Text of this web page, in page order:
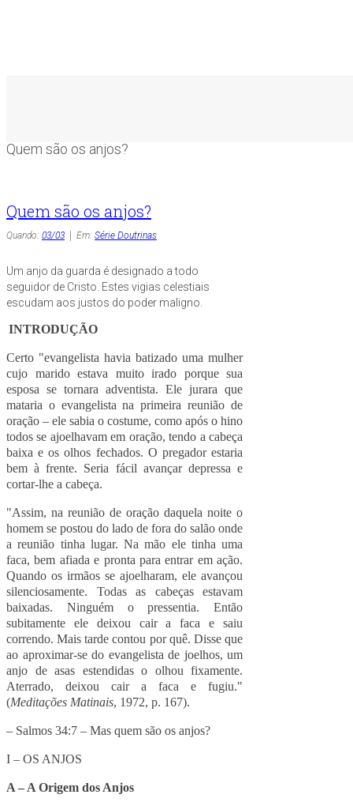
Quem são os anjos?
Quem são os anjos?
Quando: 03/03 Em: Série Doutrinas
Um anjo da guarda é designado a todo
seguidor de Cristo. Estes vigias celestiais
escudam aos justos do poder maligno.
INTRODUÇÃO
Certo "evangelista havia batizado uma mulher
cujo marido estava muito irado porque sua
esposa se tornara adventista. Ele jurara que
mataria o evangelista na primeira reunião de
oração – ele sabia o costume, como após o hino
todos se ajoelhavam em oração, tendo a cabeça
baixa e os olhos fechados. O pregador estaria
bem à frente. Seria fácil avançar depressa e
cortar-lhe a cabeça.
"Assim, na reunião de oração daquela noite o
homem se postou do lado de fora do salão onde
a reunião tinha lugar. Na mão ele tinha uma
faca, bem afiada e pronta para entrar em ação.
Quando os irmãos se ajoelharam, ele avançou
silenciosamente. Todas as cabeças estavam
baixadas. Ninguém o pressentia. Então
subitamente ele deixou cair a faca e saiu
correndo. Mais tarde contou por quê. Disse que
ao aproximar-se do evangelista de joelhos, um
anjo de asas estendidas o olhou fixamente.
Aterrado, deixou cair a faca e fugiu."
(Meditações Matinais, 1972, p. 167).
– Salmos 34:7 – Mas quem são os anjos?
I – OS ANJOS
A – A Origem dos Anjos